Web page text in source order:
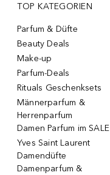
TOP KATEGORIEN
Parfum & Düfte
Beauty Deals
Make-up
Parfum-Deals
Rituals Geschenksets
Männerparfum &
Herrenparfum
Damen Parfum im SALE
Yves Saint Laurent
Damendüfte
Damenparfum &